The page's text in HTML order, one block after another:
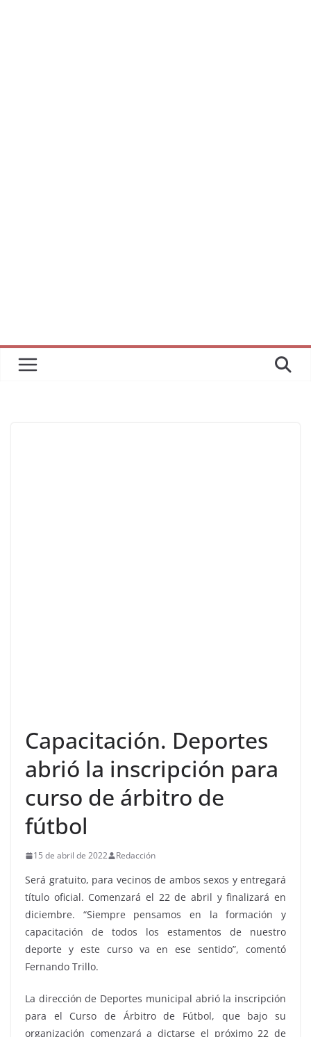
Capacitación. Deportes
abrió la inscripción para
curso de árbitro de
fútbol
15 de abril de 2022 Redacción
Será gratuito, para vecinos de ambos sexos y entregará
título oficial. Comenzará el 22 de abril y finalizará en
diciembre. “Siempre pensamos en la formación y
capacitación de todos los estamentos de nuestro
deporte y este curso va en ese sentido”, comentó
Fernando Trillo.
La dirección de Deportes municipal abrió la inscripción
para el Curso de Árbitro de Fútbol, que bajo su
organización comenzará a dictarse el próximo 22 de